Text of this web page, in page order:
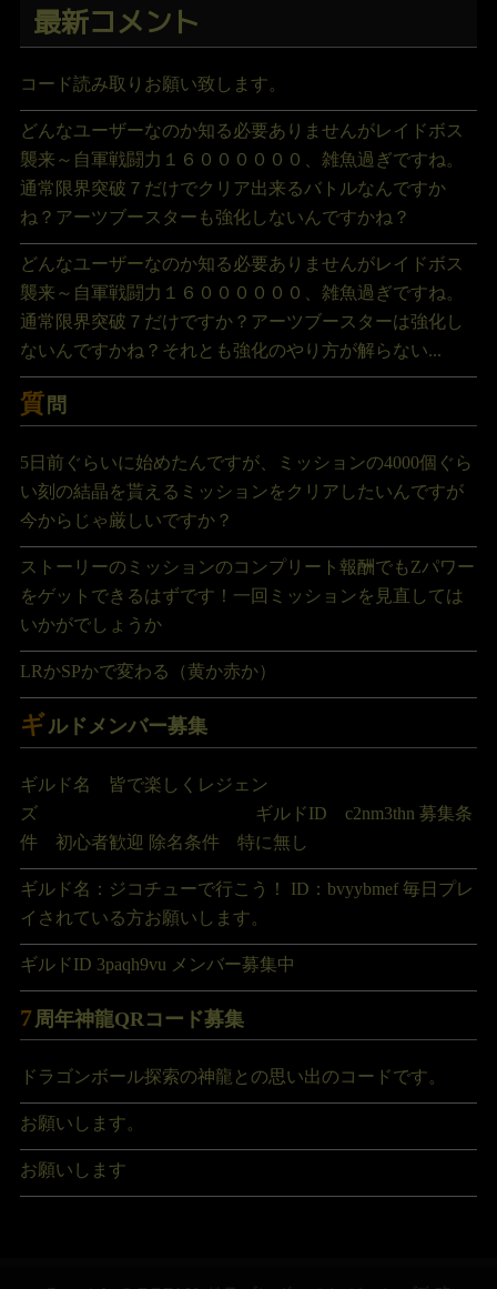
最新コメント
コード読み取りお願い致します。
どんなユーザーなのか知る必要ありませんがレイドボス
襲来～自軍戦闘力１６００００００、雑魚過ぎですね。
通常限界突破７だけでクリア出来るバトルなんですか
ね？アーツブースターも強化しないんですかね？
どんなユーザーなのか知る必要ありませんがレイドボス
襲来～自軍戦闘力１６００００００、雑魚過ぎですね。
通常限界突破７だけですか？アーツブースターは強化し
ないんですかね？それとも強化のやり方が解らない...
質 問
5日前ぐらいに始めたんですが、ミッションの4000個ぐら
い刻の結晶を貰えるミッションをクリアしたいんですが
今からじゃ厳しいですか？
ストーリーのミッションのコンプリート報酬でもZパワー
をゲットできるはずです！一回ミッションを見直しては
いかがでしょうか
LRかSPかで変わる（黄か赤か）
ギルドメンバー募集
ギルド名 皆で楽しくレジェン
ズ ギルドID c2nm3thn 募集条
件 初心者歓迎 除名条件 特に無し
ギルド名：ジコチューで行こう！ ID：bvyybmef 毎日プレ
イされている方お願いします。
ギルドID 3paqh9vu メンバー募集中
7 周年神龍QRコード募集
ドラゴンボール探索の神龍との思い出のコードです。
お願いします。
お願いします